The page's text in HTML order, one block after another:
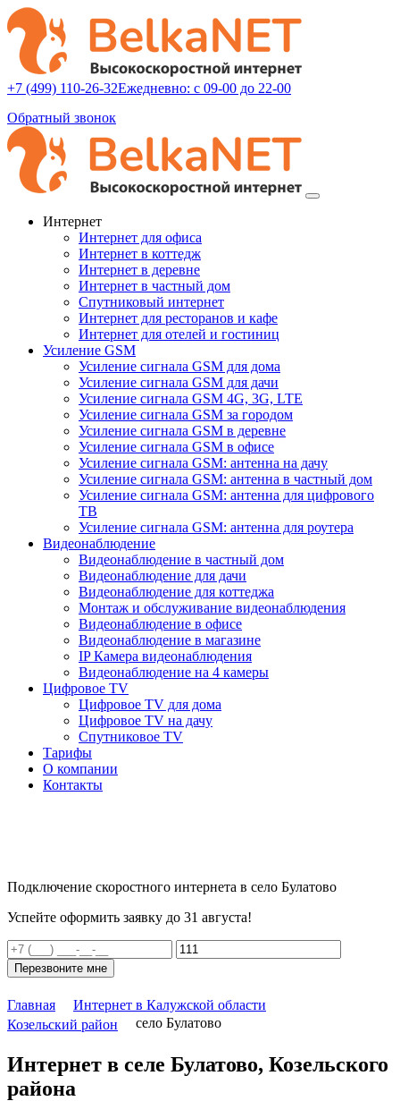
+7 (499) 110-26-32Ежедневно: с 09-00 до 22-00
Обратный звонок
Интернет
Интернет для офиса
Интернет в коттедж
Интернет в деревне
Интернет в частный дом
Спутниковый интернет
Интернет для ресторанов и кафе
Интернет для отелей и гостиниц
Усиление GSM
Усиление сигнала GSM для дома
Усиление сигнала GSM для дачи
Усиление сигнала GSM 4G, 3G, LTE
Усиление сигнала GSM за городом
Усиление сигнала GSM в деревне
Усиление сигнала GSM в офисе
Усиление сигнала GSM: антенна на дачу
Усиление сигнала GSM: антенна в частный дом
Усиление сигнала GSM: антенна для цифрового
ТВ
Усиление сигнала GSM: антенна для роутера
Видеонаблюдение
Видеонаблюдение в частный дом
Видеонаблюдение для дачи
Видеонаблюдение для коттеджа
Монтаж и обслуживание видеонаблюдения
Видеонаблюдение в офисе
Видеонаблюдение в магазине
IP Камера видеонаблюдения
Видеонаблюдение на 4 камеры
Цифровое TV
Цифровое TV для дома
Цифровое TV на дачу
Спутниковое TV
Тарифы
О компании
Контакты
Подключение скоростного интернета в село Булатово
Успейте оформить заявку до 31 августа!
Перезвоните мне
Главная
Интернет в Калужской области
Козельский район
село Булатово
Интернет в селе Булатово, Козельского
района